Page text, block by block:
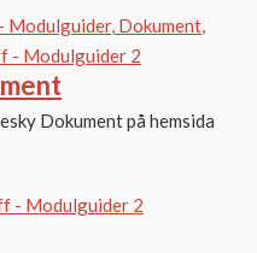
Modulguider Dokument
- Modulguider 2
Dokument på hemsida
- Modulguider 2